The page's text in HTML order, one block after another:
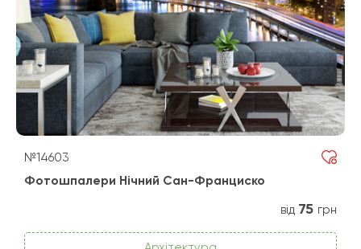
№14603
Фотошпалери Нічний Сан-Франциско
від 75 грн